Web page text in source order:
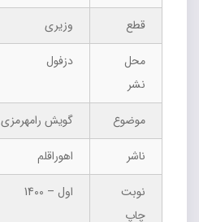
قطع
وزیری
محل
نشر
دزفول
موضوع
گویش رامهرمزی
ناشر
اهوراقلم
نوبت
چاپ
اول – 1400